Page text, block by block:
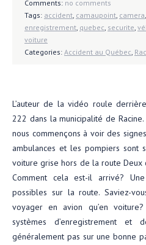
Comments: no comments
Tags: accident, camaupoint, camera,
enregistrement, quebec, securite,
voiture
Categories: Accident au Québec,
L’auteur de la vidéo roule
222 dans la municipalité de
nous commençons à voir des
ambulances et les pompiers sont
voiture grise hors de la route Deux
Comment cela est-il arrivé?
possibles sur la route. Saviez-
voyager en avion qu’en
systèmes d’enregistrement et
généralement pas sur une bonne